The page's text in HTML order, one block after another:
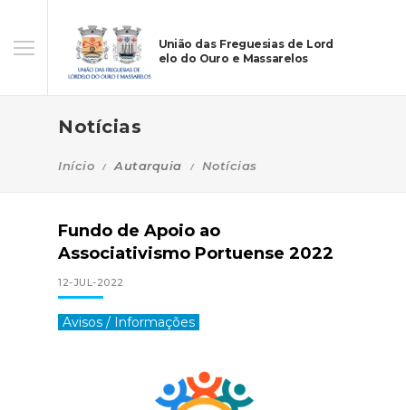
União das Freguesias de Lord
elo do Ouro e Massarelos
Notícias
Início Autarquia Notícias
Fundo de Apoio ao
Associativismo Portuense 2022
12-JUL-2022
Avisos / Informações